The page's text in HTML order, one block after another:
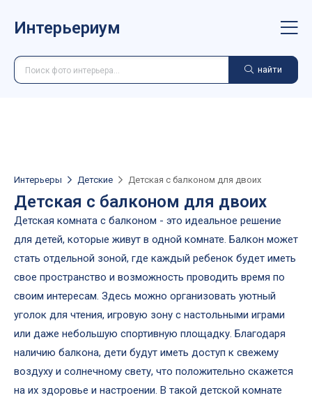
Интерьериум
найти
Интерьеры Детские Детская с балконом для двоих
Детская с балконом для двоих
Детская комната с балконом - это идеальное решение
для детей, которые живут в одной комнате. Балкон может
стать отдельной зоной, где каждый ребенок будет иметь
свое пространство и возможность проводить время по
своим интересам. Здесь можно организовать уютный
уголок для чтения, игровую зону с настольными играми
или даже небольшую спортивную площадку. Благодаря
наличию балкона, дети будут иметь доступ к свежему
воздуху и солнечному свету, что положительно скажется
на их здоровье и настроении. В такой детской комнате